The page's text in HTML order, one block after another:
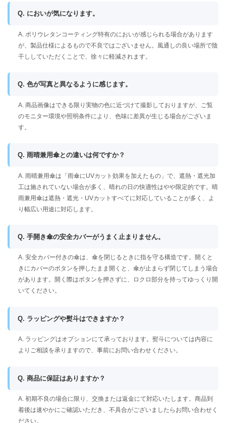
Q. においが気になります。
A. ポリウレタンコーティング特有のにおいが感じられる場合があります
が、製品仕様によるもので不良ではございません。風通しの良い場所で陰
干ししていただくことで、徐々に軽減されます。
Q. 色が写真と異なるように感じます。
A. 商品画像はできる限り実物の色に近づけて撮影しておりますが、ご覧
のモニター環境や照明条件により、色味に差異が生じる場合がございま
す。
Q. 雨晴兼用傘との違いは何ですか？
A. 雨晴兼用傘は「雨傘にUVカット効果を加えたもの」で、遮熱・遮光加
工は施されていない場合が多く、晴れの日の快適性はやや限定的です。晴
雨兼用傘は遮熱・遮光・UVカットすべてに対応していることが多く、よ
り幅広い用途に対応します。
Q. 手開き傘の安全カバーがうまく止まりません。
A. 安全カバー付きの傘は、傘を閉じるときに指を守る構造です。開くと
きにカバーのボタンを押したまま開くと、傘が止まらず閉じてしまう場合
があります。開く際はボタンを押さずに、ロクロ部分を持ってゆっくり開
いてください。
Q. ラッピングや熨斗はできますか？
A. ラッピングはオプションにて承っております。熨斗については内容に
よりご相談を承りますので、事前にお問い合わせください。
Q. 商品に保証はありますか？
A. 初期不良の場合に限り、交換または返金にて対応いたします。商品到
着後は速やかにご確認いただき、不具合がございましたらお問い合わせく
ださい。